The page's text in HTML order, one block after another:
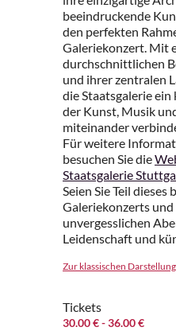
beeindruckende
den perfekten
Galeriekonzert. Mit
durchschnittlichen
und ihrer zentralen
die Staatsgalerie
der Kunst, Musik
miteinander
Für weitere
besuchen Sie die
Staatsgalerie
Seien Sie Teil dieses
Galeriekonzerts und
unvergesslichen
Leidenschaft und
Zur klassischen
Tickets
30.00 €- 36.00 €